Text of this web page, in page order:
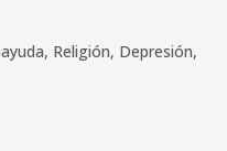
Religión, Depresión,